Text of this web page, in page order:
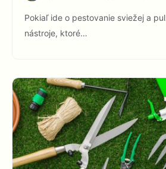
Pokiaľ ide o pestovanie sviežej a
nástroje, ktoré…